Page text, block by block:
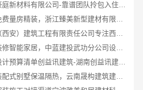
苏州百年豪庭新材料有限公司-靠谱团队拎包入住家装
卧室全包装修智能家居，中蓝建投武功分公司设计施工
本地全案设计预算清单创益讯建筑-湖南创益讯建筑有限公司
盘龙重钢装配式别墅保温隔热，云南晟构建筑建材有限公司品质之选